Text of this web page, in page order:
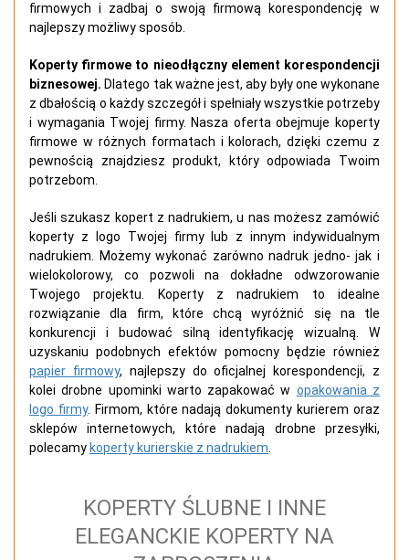
firmowych i zadbaj o swoją firmową korespondencję w
najlepszy możliwy sposób.
Koperty firmowe to nieodłączny element korespondencji
biznesowej. Dlatego tak ważne jest, aby były one wykonane
z dbałością o każdy szczegół i spełniały wszystkie potrzeby
i wymagania Twojej firmy. Nasza oferta obejmuje koperty
firmowe w różnych formatach i kolorach, dzięki czemu z
pewnością znajdziesz produkt, który odpowiada Twoim
potrzebom.
Jeśli szukasz kopert z nadrukiem, u nas możesz zamówić
koperty z logo Twojej firmy lub z innym indywidualnym
nadrukiem. Możemy wykonać zarówno nadruk jedno- jak i
wielokolorowy, co pozwoli na dokładne odwzorowanie
Twojego projektu. Koperty z nadrukiem to idealne
rozwiązanie dla firm, które chcą wyróżnić się na tle
konkurencji i budować silną identyfikację wizualną. W
uzyskaniu podobnych efektów pomocny będzie również
papier firmowy, najlepszy do oficjalnej korespondencji, z
kolei drobne upominki warto zapakować w opakowania z
logo firmy. Firmom, które nadają dokumenty kurierem oraz
sklepów internetowych, które nadają drobne przesyłki,
polecamy koperty kurierskie z nadrukiem
KOPERTY ŚLUBNE I INNE
ELEGANCKIE KOPERTY NA